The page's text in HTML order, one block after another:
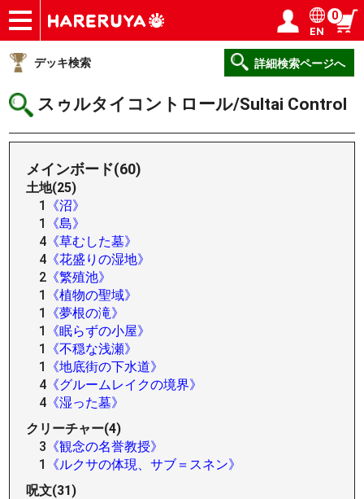
ショップ
買取
記事
デッキ検索
デッキ構築
選手一覧
店舗一覧
イベント
ヘルプ
お問い合わせ ログイン／会員登録
EN
0
デッキ検索 詳細検索ページへ
スゥルタイコントロール/Sultai Control
メインボード(60)
土地(25)
1
《沼》
1
《島》
4 《草むした墓》
4 《花盛りの湿地》
2 《繁殖池》
1
《植物の聖域》
1
《夢根の滝》
1
《眠らずの小屋》
1
《不穏な浅瀬》
1
《地底街の下水道》
4 《グルームレイクの境界》
4 《湿った墓》
クリーチャー(4)
3 《観念の名誉教授》
1
《ルクサの体現、サブ＝スネン》
呪文(31)